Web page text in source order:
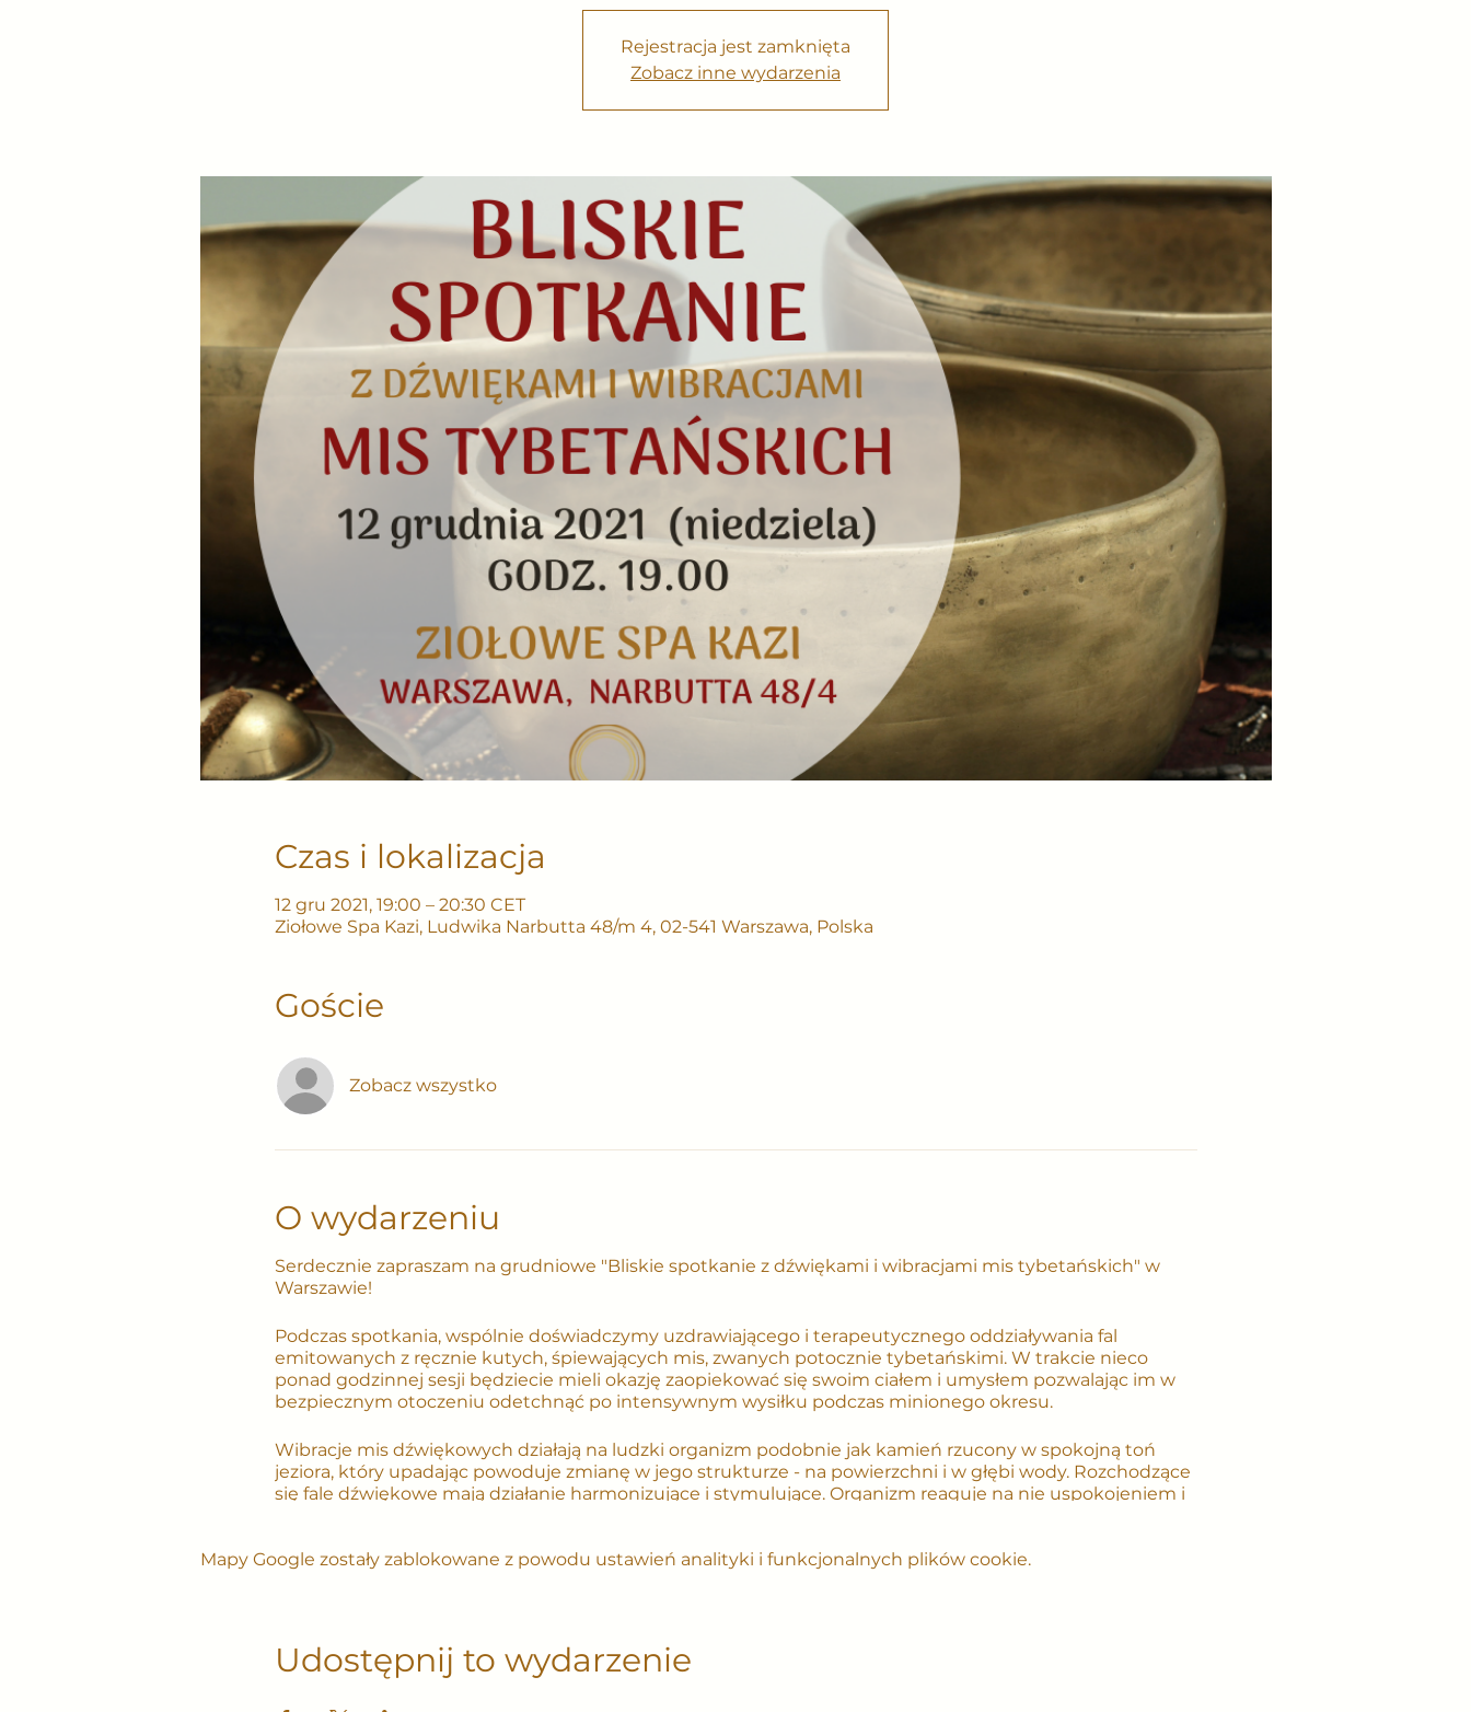
Rejestracja jest zamknięta
Zobacz inne wydarzenia
Czas i lokalizacja
12 gru 2021, 19:00 – 20:30 CET
Ziołowe Spa Kazi, Ludwika Narbutta 48/m 4, 02-541 Warszawa, Polska
Goście
Zobacz wszystko
O wydarzeniu
Serdecznie zapraszam na grudniowe "Bliskie spotkanie z dźwiękami i wibracjami mis tybetańskich" w
Warszawie!
Podczas spotkania, wspólnie doświadczymy uzdrawiającego i terapeutycznego oddziaływania fal
emitowanych z ręcznie kutych, śpiewających mis, zwanych potocznie tybetańskimi. W trakcie nieco
ponad godzinnej sesji będziecie mieli okazję zaopiekować się swoim ciałem i umysłem pozwalając im w
bezpiecznym otoczeniu odetchnąć po intensywnym wysiłku podczas minionego okresu.
Wibracje mis dźwiękowych działają na ludzki organizm podobnie jak kamień rzucony w spokojną toń
jeziora, który upadając powoduje zmianę w jego strukturze - na powierzchni i w głębi wody. Rozchodzące
się fale dźwiękowe mają działanie harmonizujące i stymulujące. Organizm reaguje na nie uspokojeniem i
związanych ze stresem, niewyspaniem i fizycznym zmęczeniem, które mogą stać się przyczyną wielu
wszystkich procesów fizjologicznych naszego ciała. Dzięki temu wracamy do naturalnej równowagi
energetycznej.
Mapy Google zostały zablokowane z powodu ustawień analityki i funkcjonalnych plików cookie.
Udostępnij to wydarzenie